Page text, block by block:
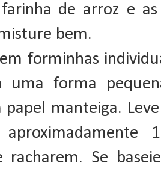
de arroz e
bem.
forminhas
uma forma
manteiga.
racharem. Se